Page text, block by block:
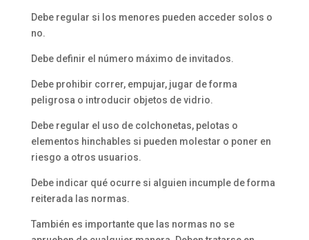
Debe regular si los menores pueden acceder solos o
no.
Debe definir el número máximo de invitados.
Debe prohibir correr, empujar, jugar de forma
peligrosa o introducir objetos de vidrio.
Debe regular el uso de colchonetas, pelotas o
elementos hinchables si pueden molestar o poner en
riesgo a otros usuarios.
Debe indicar qué ocurre si alguien incumple de forma
reiterada las normas.
También es importante que las normas no se